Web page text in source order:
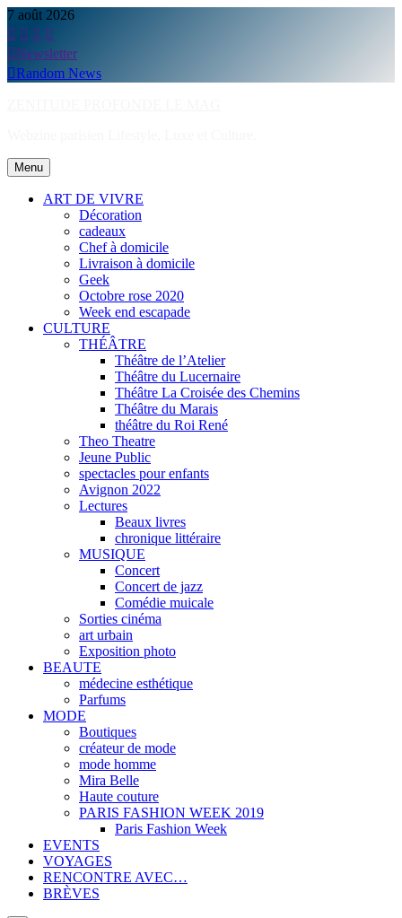
Skip
to
content
7 août 2026
Newsletter
Random News
Menu
ART DE VIVRE
Décoration
cadeaux
Chef à domicile
Livraison à domicile
Geek
Octobre rose 2020
Week end escapade
CULTURE
THÉÂTRE
Théâtre de l’Atelier
Théâtre du Lucernaire
Théâtre La Croisée des Chemins
Théâtre du Marais
théâtre du Roi René
Theo Theatre
Jeune Public
spectacles pour enfants
Avignon 2022
Lectures
Beaux livres
chronique littéraire
MUSIQUE
Concert
Concert de jazz
Comédie muicale
Sorties cinéma
art urbain
Exposition photo
BEAUTE
médecine esthétique
Parfums
MODE
Boutiques
créateur de mode
mode homme
Mira Belle
Haute couture
PARIS FASHION WEEK 2019
Paris Fashion Week
EVENTS
VOYAGES
RENCONTRE AVEC…
BRÈVES